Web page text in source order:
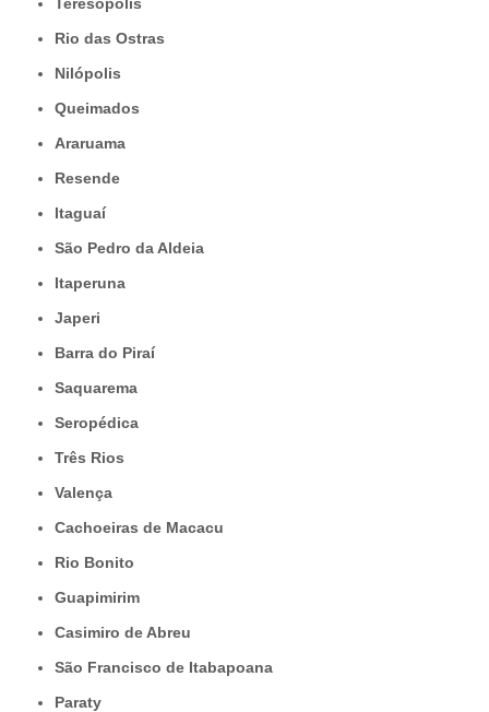
Rio das Ostras
Nilópolis
Queimados
Araruama
Resende
Itaguaí
São Pedro da Aldeia
Itaperuna
Japeri
Barra do Piraí
Saquarema
Seropédica
Três Rios
Valença
Cachoeiras de Macacu
Rio Bonito
Guapimirim
Casimiro de Abreu
São Francisco de Itabapoana
Paraty